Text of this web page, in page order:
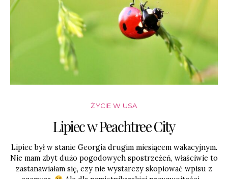
ŻYCIE W USA
Lipiec w Peachtree City
Lipiec był w stanie Georgia drugim miesiącem wakacyjnym.
Nie mam zbyt dużo pogodowych spostrzeżeń, właściwie to
zastanawiałam się, czy nie wystarczy skopiować wpisu z